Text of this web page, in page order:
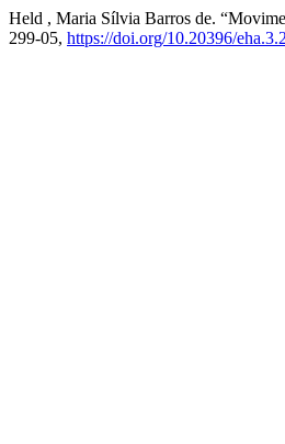
Held , Maria Sílvia Barros de.
299-05, https://doi.org/10.20396/